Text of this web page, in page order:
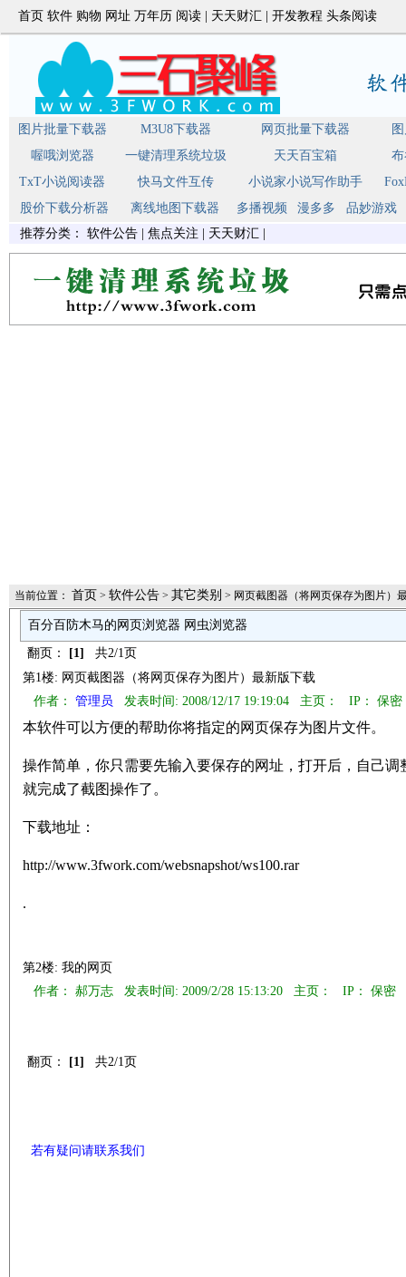
首页 软件 购物 网址 万年历 阅读 天天财汇 开发教程 头条阅读
图片批量下载器 M3U8下载器 网页批量下载器
喔哦浏览器
一键清理系统垃圾 天天百宝箱
TxT小说阅读器
快马文件互传 小说家小说写作助手
股价下载分析器
离线地图下载器 多播视频 漫多多
品妙游戏
推荐分类： 软件公告 焦点关注 天天财汇
当前位置： 首页 > 软件公告 > 其它类别 > 网页截图器（将网页保存为图片）
百分百防木马的网页浏览器 网虫浏览器
翻页： [1]
共2/1页
第1楼: 网页截图器（将网页保存为图片）最新版下载
作者： 管理员 发表时间: 2008/12/17 19:19:04 主页： IP： 保密
本软件可以方便的帮助你将指定的网页保存为图片文件。
操作简单，你只需要先输入要保存的网址，打开后，自己
就完成了截图操作了。
下载地址：
http://www.3fwork.com/websnapshot/ws100.rar
.
第2楼: 我的网页
作者： 郝万志 发表时间: 2009/2/28 15:13:20 主页：
IP： 保密
翻页： [1] 共2/1页
若有疑问请联系我们